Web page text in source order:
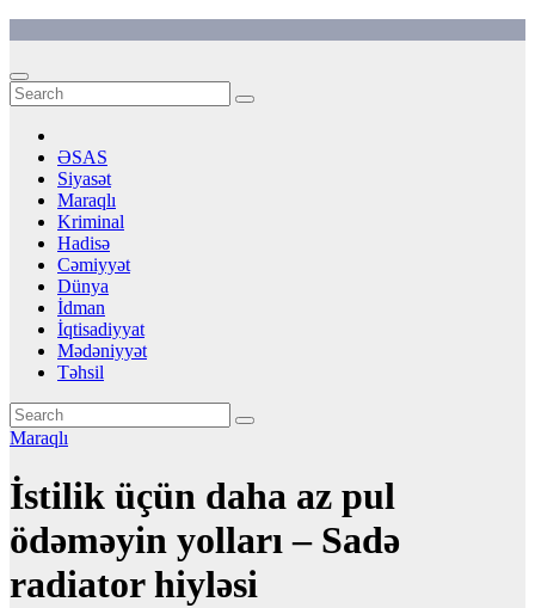
content
ƏSAS
Siyasət
Maraqlı
Kriminal
Hadisə
Cəmiyyət
Dünya
İdman
İqtisadiyyat
Mədəniyyət
Təhsil
Maraqlı
İstilik üçün daha az pul
ödəməyin yolları – Sadə
radiator hiyləsi